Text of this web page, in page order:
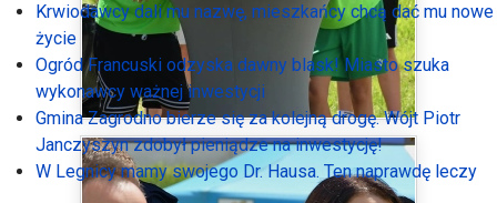
Krwiodawcy dali mu nazwę, mieszkańcy chcą dać mu nowe
życie
Ogród Francuski odzyska dawny blask! Miasto szuka
wykonawcy ważnej inwestycji
Gmina Zagrodno bierze się za kolejną drogę. Wójt Piotr
Janczyszyn zdobył pieniądze na inwestycję!
W Legnicy mamy swojego Dr. Hausa. Ten naprawdę leczy